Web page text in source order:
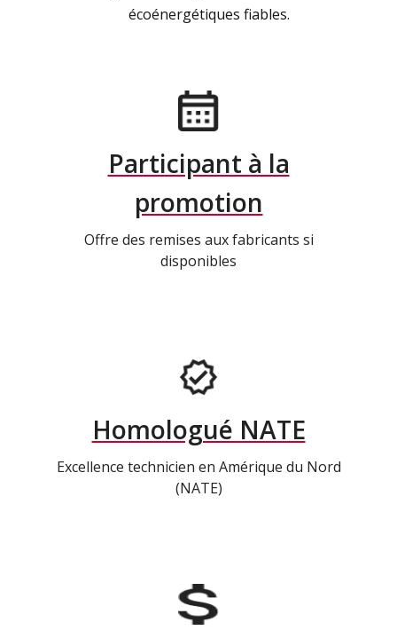
écoénergétiques fiables.
Participant à la
promotion
Offre des remises aux fabricants si
disponibles
Homologué NATE
Excellence technicien en Amérique du Nord
(NATE)